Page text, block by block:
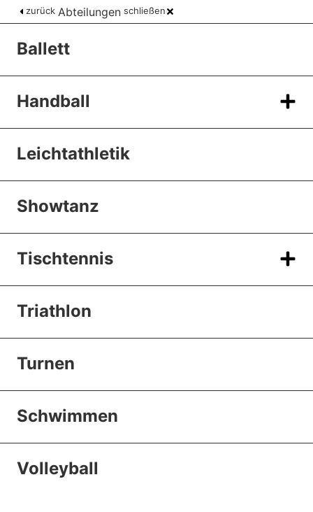
zurück Abteilungen schließen
Ballett
Handball
Leichtathletik
Showtanz
Tischtennis
Triathlon
Turnen
Schwimmen
Volleyball